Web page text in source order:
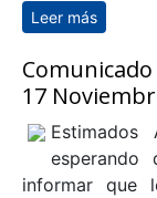
Leer más
17
esperando
informar que